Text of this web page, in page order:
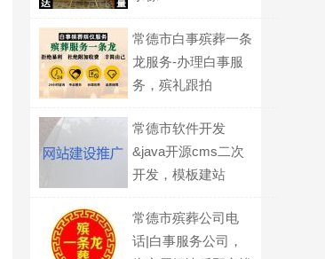
常德市白事殡葬一条
龙服务-办理白事服
务，殡礼跟拍
常德市软件开发
&java开源cms二次
开发，模板建站
常德市殡葬公司电
话|白事服务公司，